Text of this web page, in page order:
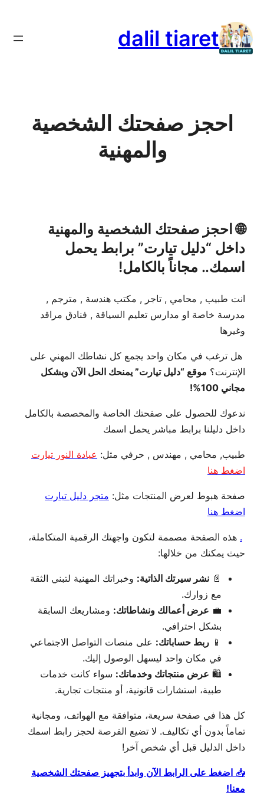
إلى
المحتوى
dalil tiaret
احجز صفحتك الشخصية
والمهنية
🌐 احجز صفحتك الشخصية والمهنية
داخل “دليل تيارت” برابط يحمل
اسمك.. مجاناً بالكامل!
انت طبيب , محامي , تاجر , مكتب هندسة , مترجم ,
مدرسة خاصة او مدارس تعليم السياقة , فنادق مراقد
وغيرها
هل ترغب في مكان واحد يجمع كل نشاطك المهني على
الإنترنت؟ موقع “دليل تيارت” يمنحك الحل الآن وبشكل
مجاني 100%!
ندعوك للحصول على صفحتك الخاصة والمخصصة بالكامل
داخل دليلنا برابط مباشر يحمل اسمك
طبيب, محامي , مهندس , حرفي مثل: عيادة النور تيارت
اضغط هنا
صفحة هبوط لعرض المنتجات مثل: متجر دليل تيارت
اضغط هنا
. هذه الصفحة مصممة لتكون واجهتك الرقمية المتكاملة،
حيث يمكنك من خلالها:
📄 نشر سيرتك الذاتية: وخبراتك المهنية لتبني الثقة
مع زوارك.
💼 عرض أعمالك ونشاطاتك: ومشاريعك السابقة
بشكل احترافي.
📱 ربط حساباتك: على منصات التواصل الاجتماعي
في مكان واحد ليسهل الوصول إليك.
🛍️ عرض منتجاتك وخدماتك: سواء كانت خدمات
طبية، استشارات قانونية، أو منتجات تجارية.
كل هذا في صفحة سريعة، متوافقة مع الهواتف، ومجانية
تماماً بدون أي تكاليف. لا تضيع الفرصة لحجز رابط اسمك
داخل الدليل قبل أي شخص آخر!
📥 اضغط على الرابط الآن وابدأ بتجهيز صفحتك الشخصية
معنا!